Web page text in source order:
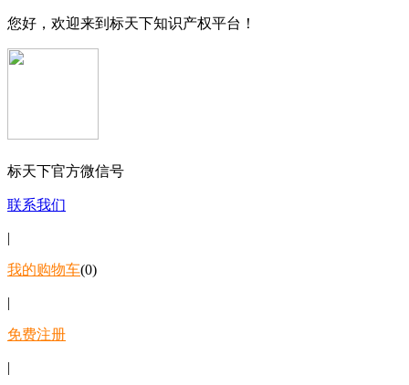
您好，欢迎来到标天下知识产权平台！
标天下官方微信号
联系我们
|
我的购物车(0)
|
免费注册
|